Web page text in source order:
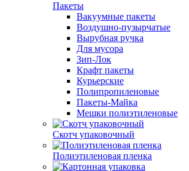
Пакеты
Вакуумные пакеты
Воздушно-пузырчатые
Вырубная ручка
Для мусора
Зип-Лок
Крафт пакеты
Курьерские
Полипропиленовые
Пакеты-Майка
Мешки полиэтиленовые
Скотч упаковочный
Полиэтиленовая пленка